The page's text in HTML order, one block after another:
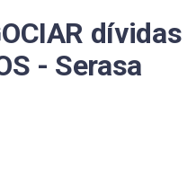
dívidas
- Serasa